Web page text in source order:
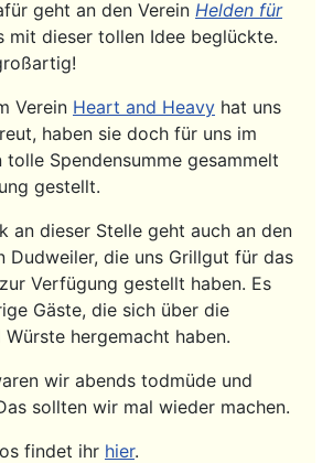
geht an den Verein Helden für
mit dieser tollen Idee beglückte.
Verein Heart and Heavy hat uns
haben sie doch für uns im
Spendensumme gesammelt
gestellt.
an dieser Stelle geht auch an den
Dudweiler, die uns Grillgut für das
Verfügung gestellt haben. Es
Gäste, die sich über die
Würste hergemacht haben.
wir abends todmüde und
sollten wir mal wieder machen.
findet ihr hier.